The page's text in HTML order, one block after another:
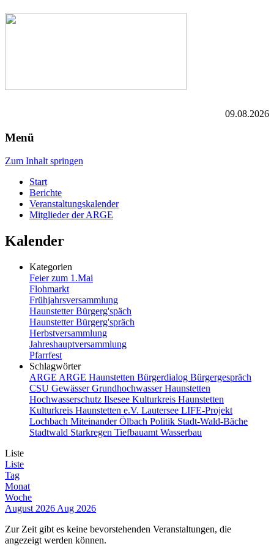
09.08.2026
Menü
Zum Inhalt springen
Start
Berichte
Veranstaltungskalender
Mitglieder der ARGE
Kalender
Kategorien
Feier zum 1.Mai
Flohmarkt
Frühjahrsversammlung
Haunstetter Bürgerg'späch
Haunstetter Bürgerg'spräch
Herbstversammlung
Jahreshauptversammlung
Pfarrfest
Schlagwörter
ARGE ARGE Haunstetten Bürgerdialog Bürgergespräch
CSU GewässerGrundhochwasserHaunstetten
Hochwasserschutz Ilsesee Kulturkreis Haunstetten
Kulturkreis Haunstetten e.V. Lautersee LIFE-Projekt
Lochbach MiteinanderÖlbach Politik Stadt-Wald-Bäche
Stadtwald Starkregen Tiefbauamt Wasserbau
Liste
Liste
Tag
Monat
Woche
August 2026 Aug 2026
Zur Zeit gibt es keine bevorstehenden Veranstaltungen, die
angezeigt werden können.